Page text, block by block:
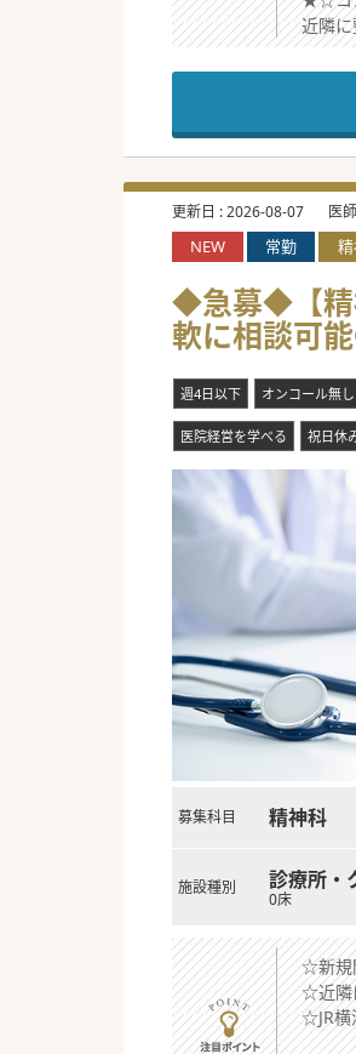
近隣
分院
お力
将来
時短
まず
#春入
更新日 :2026-08-07 医
NEW 常勤
◆急募◆【精
軟に相談可
週4日以下 オンコール無し
医院経営を学べる 祝日休
募集科目 精神科
施設種別 診療所・
0床
☆新規
☆近隣
☆JR横